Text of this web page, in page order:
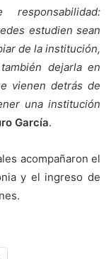
estudien sean
de la institución,
dejarla en
vienen detrás de
una institución
García.
acompañaron el
y el ingreso de